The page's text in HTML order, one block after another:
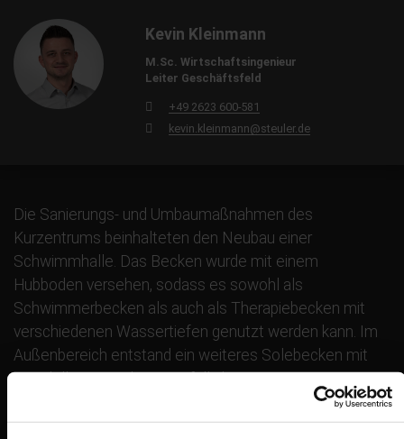
Kevin Kleinmann
M.Sc. Wirtschaftsingenieur
Leiter Geschäftsfeld
+49 2623 600-581
kevin.kleinmann@steuler.de
Die Sanierungs- und Umbaumaßnahmen des
Kurzentrums beinhalteten den Neubau einer
Schwimmhalle. Das Becken wurde mit einem
Hubboden versehen, sodass es sowohl als
Schwimmerbecken als auch als Therapiebecken mit
verschiedenen Wassertiefen genutzt werden kann. Im
Außenbereich entstand ein weiteres Solebecken mit